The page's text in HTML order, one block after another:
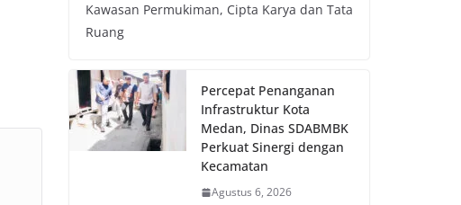
Kawasan Permukiman, Cipta Karya dan Tata
Ruang
Percepat Penanganan
Infrastruktur Kota
Medan, Dinas SDABMBK
Perkuat Sinergi dengan
Kecamatan
Agustus 6, 2026